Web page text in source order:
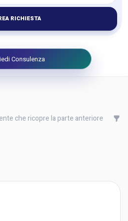
RICHIESTA
Consulenza
che ricopre la parte anteriore